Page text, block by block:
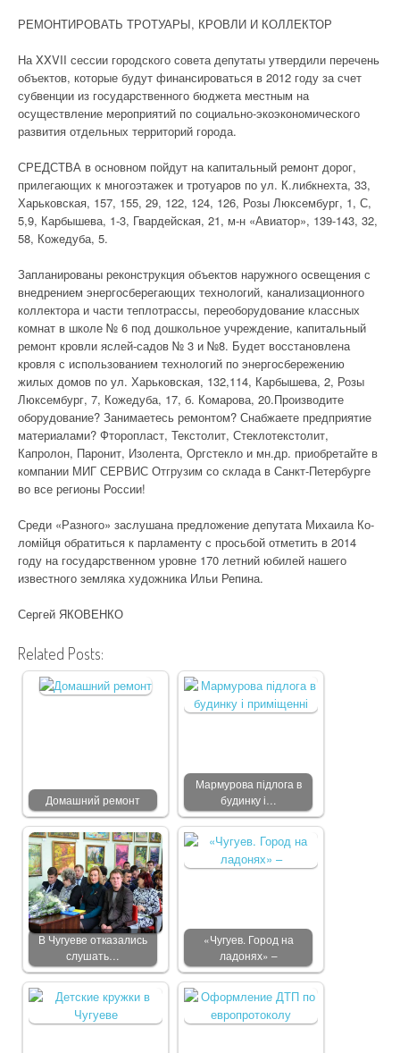
РЕМОНТИРОВАТЬ ТРОТУАРЫ, КРОВЛИ И КОЛЛЕКТОР
На XXVII сессии городского совета депутаты утвердили перечень
объектов, которые будут финансироваться в 2012 году за счет
субвенции из государственного бюджета местным на
осуществление мероприятий по социально-экоэкономического
развития отдельных территорий города.
СРЕДСТВА в основном пойдут на капитальный ремонт дорог,
прилегающих к многоэтажек и тротуаров по ул. К.либкнехта, 33,
Харьковская, 157, 155, 29, 122, 124, 126, Розы Люксембург, 1, С,
5,9, Карбышева, 1-3, Гвардейская, 21, м-н «Авиатор», 139-143, 32,
58, Кожедуба, 5.
Запланированы реконструкция объектов наружного освещения с
внедрением энергосберегающих технологий, канализационного
коллектора и части теплотрассы, переоборудование классных
комнат в школе № 6 под дошкольное учреждение, капитальный
ремонт кровли яслей-садов № 3 и №8. Будет восстановлена
кровля с использованием технологий по энергосбережению
жилых домов по ул. Харьковская, 132,114, Карбышева, 2, Розы
Люксембург, 7, Кожедуба, 17, б. Комарова, 20.Производите
оборудование? Занимаетесь ремонтом? Снабжаете предприятие
материалами? Фторопласт, Текстолит, Стеклотекстолит,
Капролон, Паронит, Изолента, Оргстекло и мн.др. приобретайте в
компании МИГ СЕРВИС Отгрузим со склада в Санкт-Петербурге
во все регионы России!
Среди «Разного» заслушана предложение депутата Михаила Ко-
ломійця обратиться к парламенту с просьбой отметить в 2014
году на государственном уровне 170 летний юбилей нашего
известного земляка художника Ильи Репина.
Сергей ЯКОВЕНКО
Related Posts:
Домашний ремонт
Мармурова підлога в
будинку і…
В Чугуеве отказались
слушать…
«Чугуев. Город на
ладонях» –